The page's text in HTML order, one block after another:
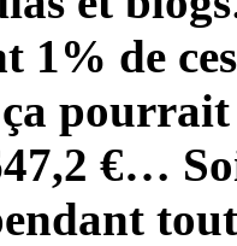
1% de
ça
€…